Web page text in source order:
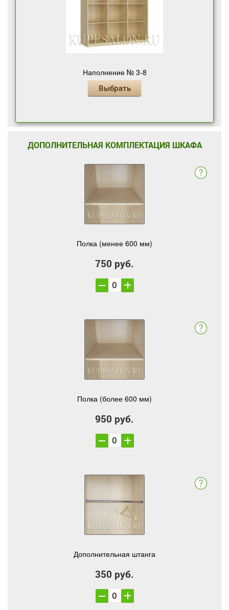
Наполнение № 3-8
Выбрать
ДОПОЛНИТЕЛЬНАЯ КОМПЛЕКТАЦИЯ ШКАФА
Полка (менее 600 мм)
750 руб.
Полка (более 600 мм)
950 руб.
Дополнительная штанга
350 руб.